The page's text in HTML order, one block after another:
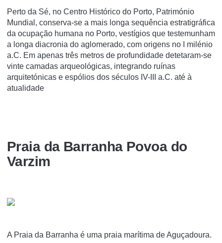
Perto da Sé, no Centro Histórico do Porto, Património
Mundial, conserva-se a mais longa sequência estratigráfica
da ocupação humana no Porto, vestígios que testemunham
a longa diacronia do aglomerado, com origens no I milénio
a.C. Em apenas três metros de profundidade detetaram-se
vinte camadas arqueológicas, integrando ruínas
arquitetónicas e espólios dos séculos IV-III a.C. até à
atualidade
Praia da Barranha Povoa do
Varzim
A Praia da Barranha é uma praia marí­tima de Aguçadoura.